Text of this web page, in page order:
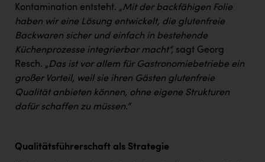
Kontamination entsteht. „Mit der backfähigen Folie
haben wir eine Lösung entwickelt, die glutenfreie
Backwaren sicher und einfach in bestehende
Küchenprozesse integrierbar macht“, sagt Georg
Resch. „Das ist vor allem für Gastronomiebetriebe ein
großer Vorteil, weil sie ihren Gästen glutenfreie
Qualität anbieten können, ohne eigene Strukturen
dafür schaffen zu müssen.“
Qualitätsführerschaft als Strategie